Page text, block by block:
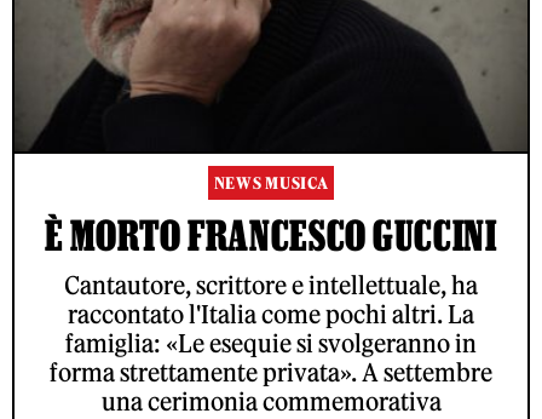
NEWS MUSICA
È MORTO FRANCESCO GUCCINI
Cantautore, scrittore e intellettuale, ha
raccontato l'Italia come pochi altri. La
famiglia: «Le esequie si svolgeranno in
forma strettamente privata». A settembre
una cerimonia commemorativa